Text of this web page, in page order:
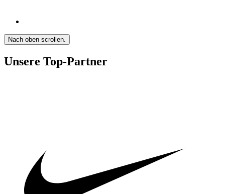
Nach oben scrollen.
Unsere Top-Partner